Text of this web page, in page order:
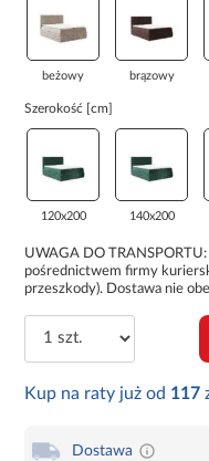
beżowy brązowy
Szerokość [cm]
120x200 140x200
UWAGA DO
pośrednictwem firmy
przeszkody). Dostawa nie
Kup na raty już od 117
Dostawa